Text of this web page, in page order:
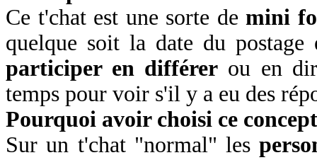
Ce t'chat est une sorte de mini
quelque soit la date du
participer en différer ou en
temps pour voir s'il y a eu des
Pourquoi avoir choisi ce
Sur un t'chat "normal" les